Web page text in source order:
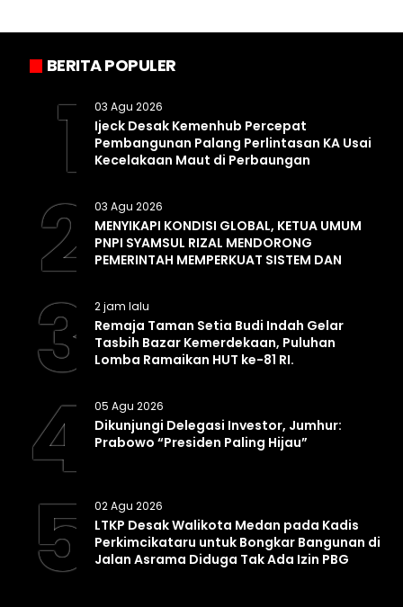
BERITA POPULER
1 03 Agu 2026
Ijeck Desak Kemenhub Percepat
Pembangunan Palang Perlintasan KA Usai
Kecelakaan Maut di Perbaungan
2 03 Agu 2026
MENYIKAPI KONDISI GLOBAL, KETUA UMUM
PNPI SYAMSUL RIZAL MENDORONG
PEMERINTAH MEMPERKUAT SISTEM DAN
3 2 jam lalu
Remaja Taman Setia Budi Indah Gelar
Tasbih Bazar Kemerdekaan, Puluhan
Lomba Ramaikan HUT ke-81 RI.
4 05 Agu 2026
Dikunjungi Delegasi Investor, Jumhur:
Prabowo “Presiden Paling Hijau”
5 02 Agu 2026
LTKP Desak Walikota Medan pada Kadis
Perkimcikataru untuk Bongkar Bangunan di
Jalan Asrama Diduga Tak Ada Izin PBG